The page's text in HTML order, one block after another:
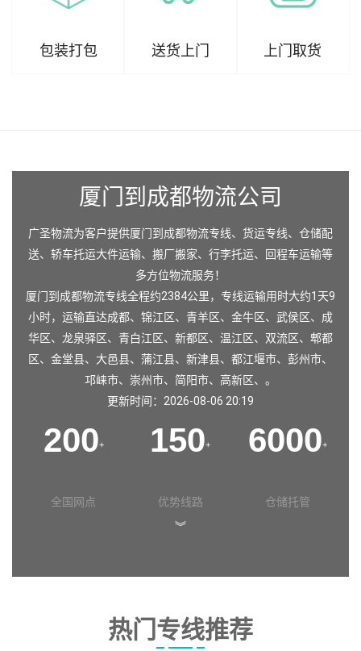
包装打包 送货上门 上门取货
厦门到成都物流公司
广圣物流为客户提供厦门到成都物流专线、货运专线、仓储配
送、轿车托运大件运输、搬厂搬家、行李托运、回程车运输等
多方位物流服务！
厦门到成都物流专线全程约2384公里，专线运输用时大约1天9
小时，运输直达成都、 锦江区、 青羊区、 金牛区、 武侯区、 成
华区、 龙泉驿区、 青白江区、 新都区、 温江区、 双流区、 郫都
区、 金堂县、 大邑县、 蒲江县、 新津县、 都江堰市、 彭州市、
邛崃市、 崇州市、 简阳市、 高新区、。
更新时间：2026-08-06 20:19
200+
全国网点
150+
优势线路
6000+
仓储托管
︾
热门专线推荐